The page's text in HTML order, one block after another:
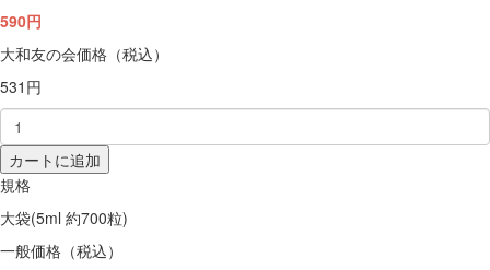
590円
大和友の会価格（税込）
531円
カートに追加
規格
大袋(5ml 約700粒)
一般価格（税込）